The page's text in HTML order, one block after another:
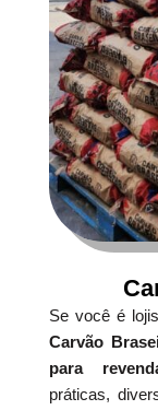
Se você é
Carvão
para
práticas,